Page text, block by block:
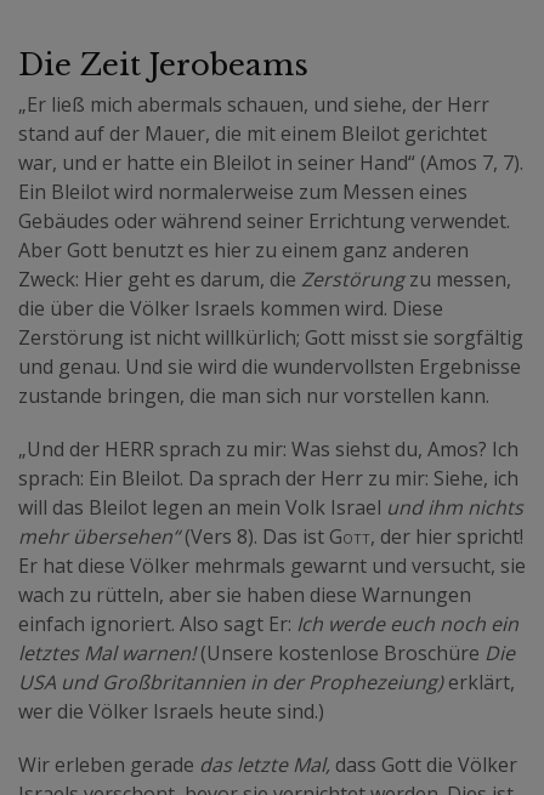
Die Zeit Jerobeams
„Er ließ mich abermals schauen, und siehe, der Herr
stand auf der Mauer, die mit einem Bleilot gerichtet
war, und er hatte ein Bleilot in seiner Hand“ (Amos 7, 7).
Ein Bleilot wird normalerweise zum Messen eines
Gebäudes oder während seiner Errichtung verwendet.
Aber Gott benutzt es hier zu einem ganz anderen
Zweck: Hier geht es darum, die Zerstörungzu messen,
die über die Völker Israels kommen wird. Diese
Zerstörung ist nicht willkürlich; Gott misst sie sorgfältig
und genau. Und sie wird die wundervollsten Ergebnisse
zustande bringen, die man sich nur vorstellen kann.
„Und der HERR sprach zu mir: Was siehst du, Amos? Ich
sprach: Ein Bleilot. Da sprach der Herr zu mir: Siehe, ich
will das Bleilot legen an mein Volk Israel und ihm nichts
mehr übersehen“(Vers 8). Das ist Gott, der hier spricht!
Er hat diese Völker mehrmals gewarnt und versucht, sie
wach zu rütteln, aber sie haben diese Warnungen
einfach ignoriert. Also sagt Er: Ich werde euch noch ein
letztes Mal warnen!(Unsere kostenlose Broschüre Die
USA und Großbritannien in der Prophezeiung)erklärt,
wer die Völker Israels heute sind.)
Wir erleben gerade das letzte Mal, dass Gott die Völker